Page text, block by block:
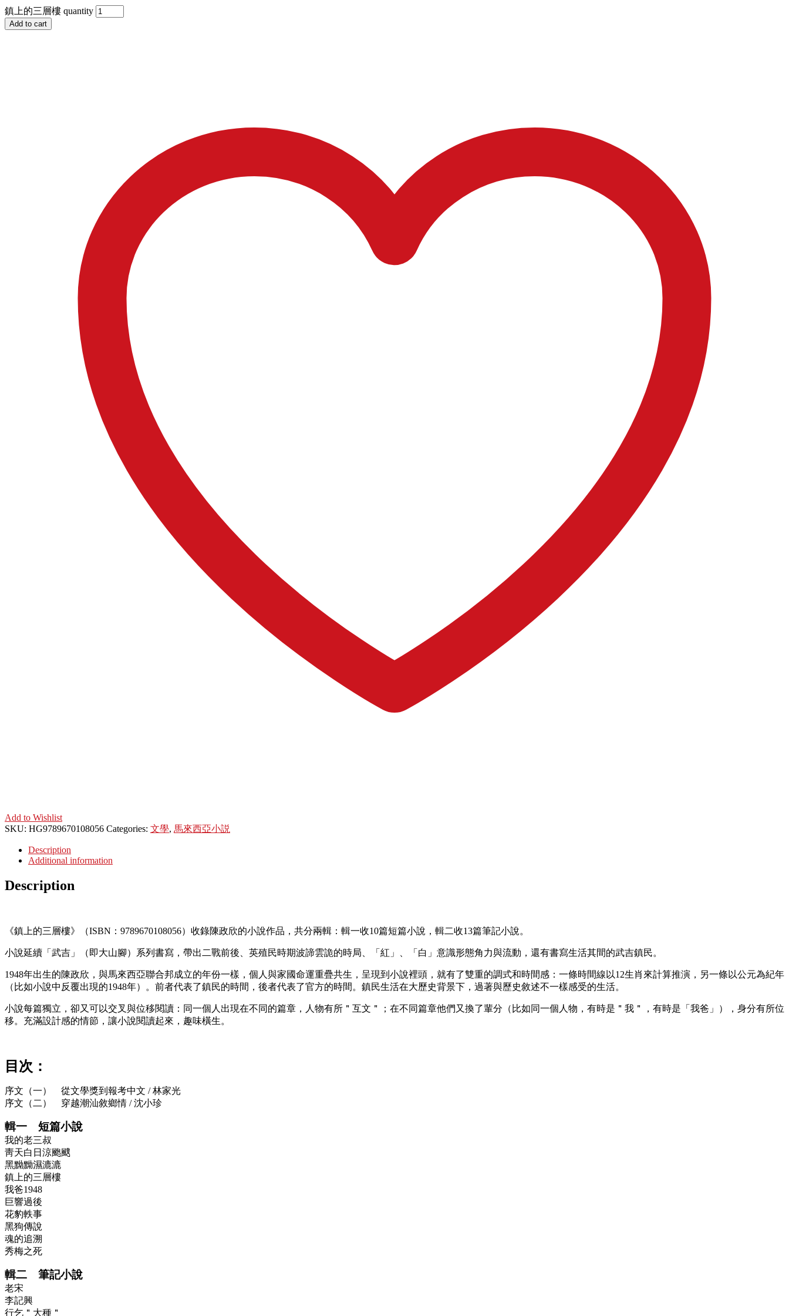
鎮上的三層樓 quantity
Add to cart
Add to Wishlist
SKU: HG9789670108056 Categories: 文學, 馬來西亞小説
Description
Additional information
Description
《鎮上的三層樓》（ISBN：9789670108056）收錄陳政欣的小說作品，共分兩輯：輯一收10篇短篇小說，輯二收13篇筆記小說。
小說延續「武吉」（即大山腳）系列書寫，帶出二戰前後、英殖民時期波諦雲詭的時局、「紅」、「白」意識形態角力與流動，還有書寫生活其間的武吉鎮民。
1948年出生的陳政欣，與馬來西亞聯合邦成立的年份一樣，個人與家國命運重疊共生，呈現到小說裡頭，就有了雙重的調式和時間感：一條時間線以12生肖來計算推演，另一條以公元為紀年
（比如小說中反覆出現的1948年）。前者代表了鎮民的時間，後者代表了官方的時間。鎮民生活在大歷史背景下，過著與歷史敘述不一樣感受的生活。
小說每篇獨立，卻又可以交叉與位移閱讀：同一個人出現在不同的篇章，人物有所＂互文＂；在不同篇章他們又換了輩分（比如同一個人物，有時是＂我＂，有時是「我爸」），身分有所位
移。充滿設計感的情節，讓小說閱讀起來，趣味橫生。
目次：
序文（一） 從文學獎到報考中文 / 林家光
序文（二） 穿越潮汕敘鄉情 / 沈小珍
輯一 短篇小說
我的老三叔
靑天白日涼颮颼
黑黝黝濕漉漉
鎮上的三層樓
我爸1948
巨響過後
花豹軼事
黑狗傳說
魂的追溯
秀梅之死
輯二 筆記小說
老宋
李記興
行乞＂大種＂